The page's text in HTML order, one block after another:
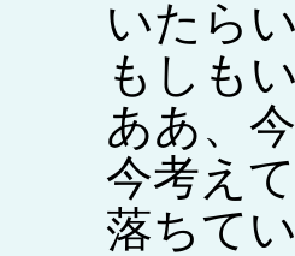
いたら
もしも
ああ、
今考え
落ちてい